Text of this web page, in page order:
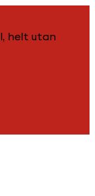
helt utan